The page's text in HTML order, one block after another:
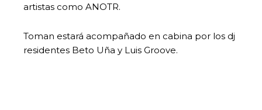
artistas como ANOTR.
Toman estará acompañado en cabina por los dj
residentes Beto Uña y Luis Groove.